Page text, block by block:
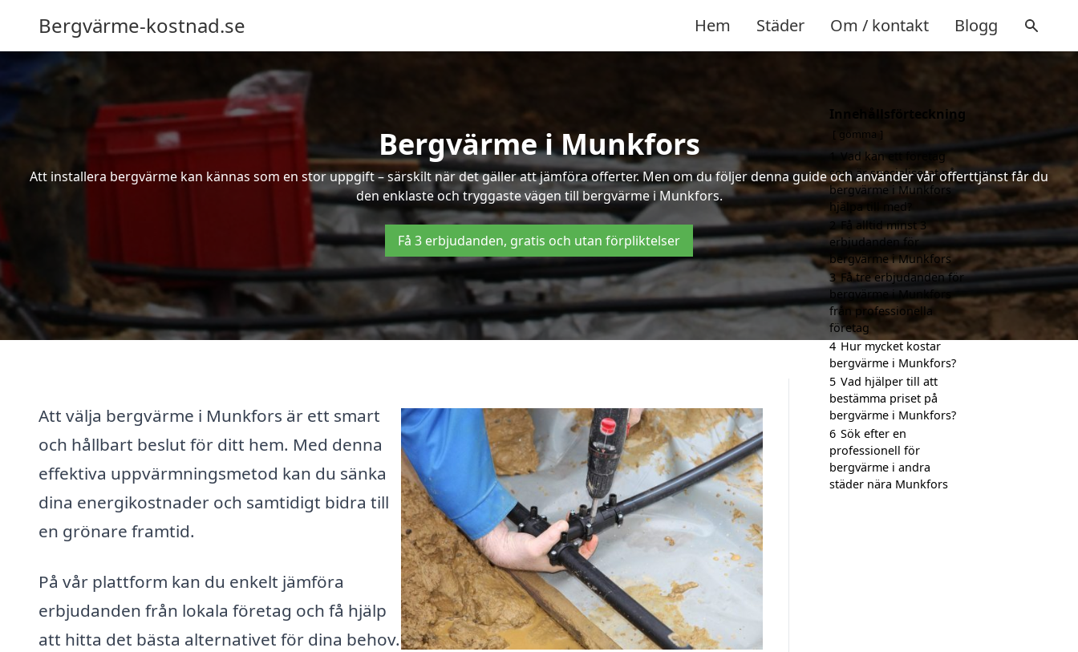
Bergvärme-kostnad.se Hem Städer Om / kontakt Blogg
Bergvärme i Munkfors
Att installera bergvärme kan kännas som en stor uppgift – särskilt när det gäller att jämföra offerter. Men om du följer denna guide och använder vår offerttjänst får du
den enklaste och tryggaste vägen till bergvärme i Munkfors.
Få 3 erbjudanden, gratis och utan förpliktelser
Att välja bergvärme i Munkfors är ett smart
och hållbart beslut för ditt hem. Med denna
effektiva uppvärmningsmetod kan du sänka
dina energikostnader och samtidigt bidra till
en grönare framtid.
På vår plattform kan du enkelt jämföra
erbjudanden från lokala företag och få hjälp
att hitta det bästa alternativet för dina behov.
Innehållsförteckning
gömma
1 Vad kan ett företag
som är specialiserat på
bergvärme i Munkfors
hjälpa till med?
2 Få alltid minst 3
erbjudanden för
bergvärme i Munkfors
3 Få tre erbjudanden för
bergvärme i Munkfors
från professionella
företag
4 Hur mycket kostar
bergvärme i Munkfors?
5 Vad hjälper till att
bestämma priset på
bergvärme i Munkfors?
6 Sök efter en
professionell för
bergvärme i andra
städer nära Munkfors